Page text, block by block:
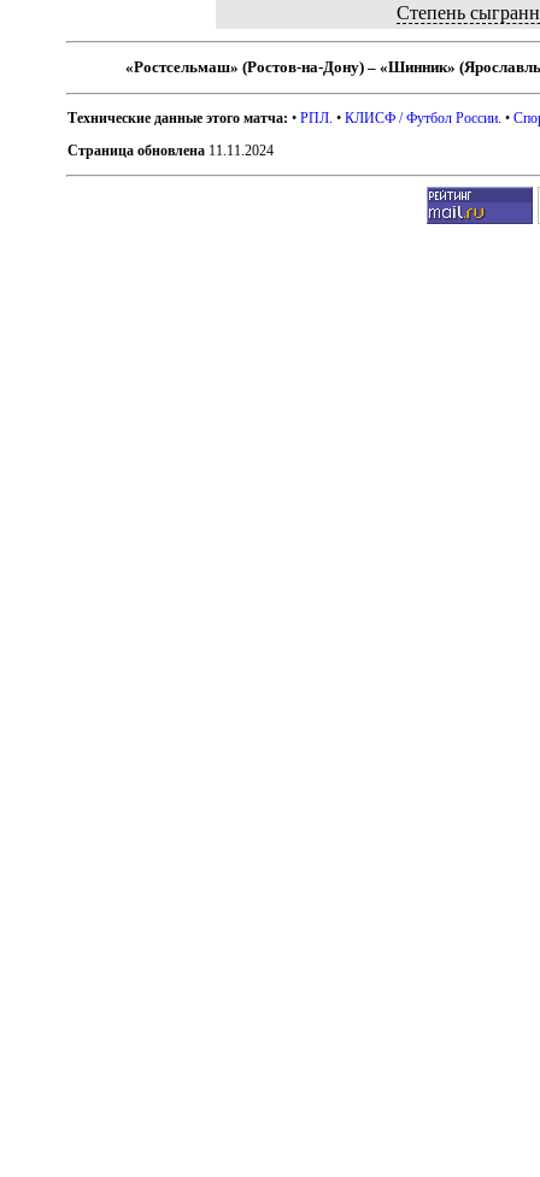
Степень
«Ростсельмаш» (Ростов-на-Дону) – «Шинник»
Технические данные этого матча: •РПЛ . •КЛИСФ / Футбол России . •
Страница обновлена 11.11.2024